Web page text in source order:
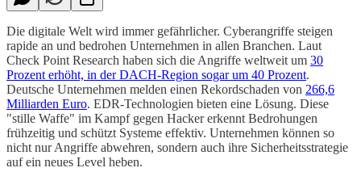
Die digitale Welt wird immer gefährlicher. Cyberangriffe steigen
rapide an und bedrohen Unternehmen in allen Branchen. Laut
Check Point Research haben sich die Angriffe weltweit um 30
Prozent erhöht, in der DACH-Region sogar um 40 Prozent.
Deutsche Unternehmen melden einen Rekordschaden von 266,6
Milliarden Euro. EDR-Technologien bieten eine Lösung. Diese
"stille Waffe" im Kampf gegen Hacker erkennt Bedrohungen
frühzeitig und schützt Systeme effektiv. Unternehmen können so
nicht nur Angriffe abwehren, sondern auch ihre Sicherheitsstrategie
auf ein neues Level heben.